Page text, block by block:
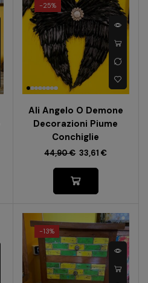
-25%
Ali Angelo O Demone
Decorazioni Piume
Conchiglie
44,90€ 33,61€
-13%